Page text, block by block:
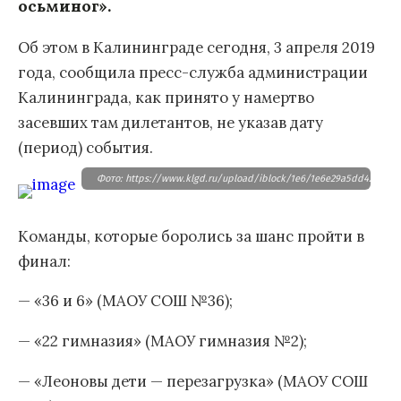
осьминог».
Об этом в Калининграде сегодня, 3 апреля 2019
года, сообщила пресс-служба администрации
Калининграда, как принято у намертво
засевших там дилетантов, не указав дату
(период) события.
Фото: https://www.klgd.ru/upload/iblock/1e6/
Команды, которые боролись за шанс пройти в
финал:
— «36 и 6» (МАОУ СОШ №36);
— «22 гимназия» (МАОУ гимназия №2);
— «Леоновы дети — перезагрузка» (МАОУ СОШ